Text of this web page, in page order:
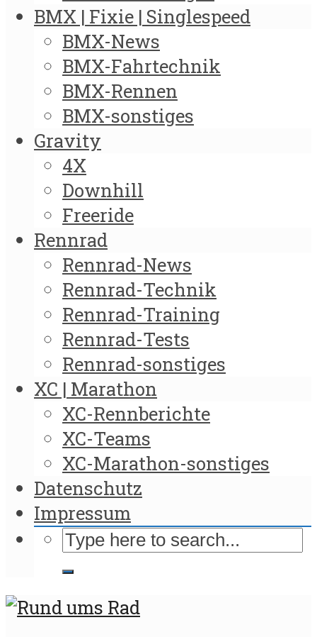
BMX | Fixie | Singlespeed
BMX-News
BMX-Fahrtechnik
BMX-Rennen
BMX-sonstiges
Gravity
4X
Downhill
Freeride
Rennrad
Rennrad-News
Rennrad-Technik
Rennrad-Training
Rennrad-Tests
Rennrad-sonstiges
XC | Marathon
XC-Rennberichte
XC-Teams
XC-Marathon-sonstiges
Datenschutz
Impressum